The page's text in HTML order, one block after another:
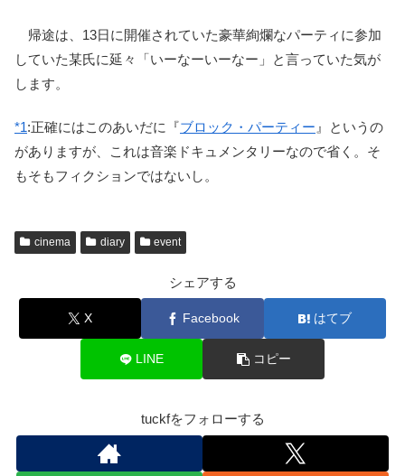
帰途は、13日に開催されていた豪華絢爛なパーティに参加
していた某氏に延々「いーなーいーなー」と言っていた気が
します。
*1:正確にはこのあいだに『ブロック・パーティー 』というの
がありますが、これは音楽ドキュメンタリーなので省く。そ
もそもフィクションではないし。
cinema diary event
シェアする
X Facebook はてブ
LINE コピー
tuckfをフォローする